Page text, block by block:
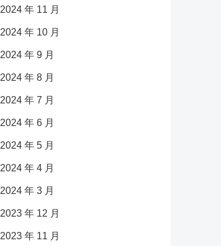
2024 年 11 月
2024 年 10 月
2024 年 9 月
2024 年 8 月
2024 年 7 月
2024 年 6 月
2024 年 5 月
2024 年 4 月
2024 年 3 月
2023 年 12 月
2023 年 11 月